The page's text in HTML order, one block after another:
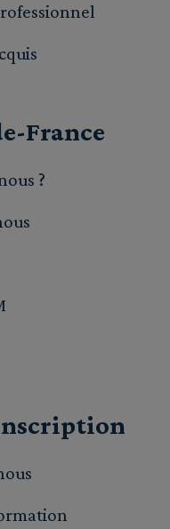
France
?